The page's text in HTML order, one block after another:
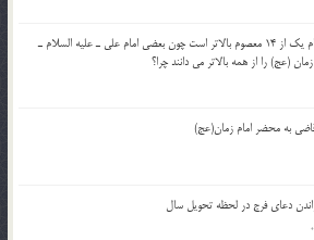
مقام و درجه كدام يك از 14 معصوم بالاتر است چون بعضي امام علي ـ عليه السلام ـ
(عج) را از همه بالاتر مي دانند چرا؟
به محضر امام زمان(عج)
دعای فرج در لحظه تحویل سال